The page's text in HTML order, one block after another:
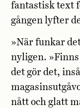
fantastisk text
gången lyfter
»När funkar
nyligen.
det gör det,
nått och glatt